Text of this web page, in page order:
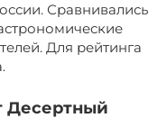
Сравнивались
Для рейтинга
Десертный